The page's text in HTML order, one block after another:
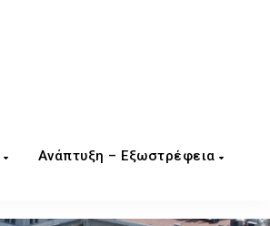
Ανάπτυξη – Εξωστρέφεια